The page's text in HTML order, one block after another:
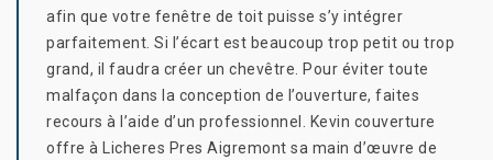
afin que votre fenêtre de toit puisse s’y intégrer
parfaitement. Si l’écart est beaucoup trop petit ou trop
grand, il faudra créer un chevêtre. Pour éviter toute
malfaçon dans la conception de l’ouverture, faites
recours à l’aide d’un professionnel. Kevin couverture
offre à Licheres Pres Aigremont sa main d’œuvre de